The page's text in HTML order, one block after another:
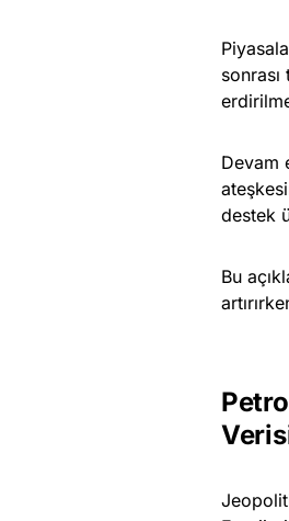
Devam
destek
Bu